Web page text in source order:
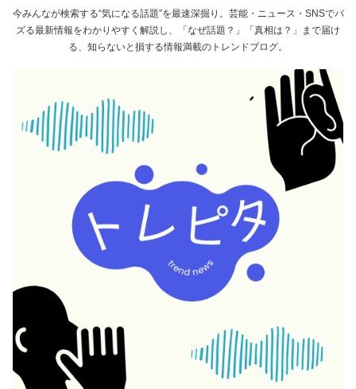
今みんなが検索する“気になる話題”を最速深掘り。芸能・ニュース・SNSでバ
ズる最新情報をわかりやすく解説し、「なぜ話題？」「真相は？」まで届け
る、知らないと損する情報満載のトレンドブログ。